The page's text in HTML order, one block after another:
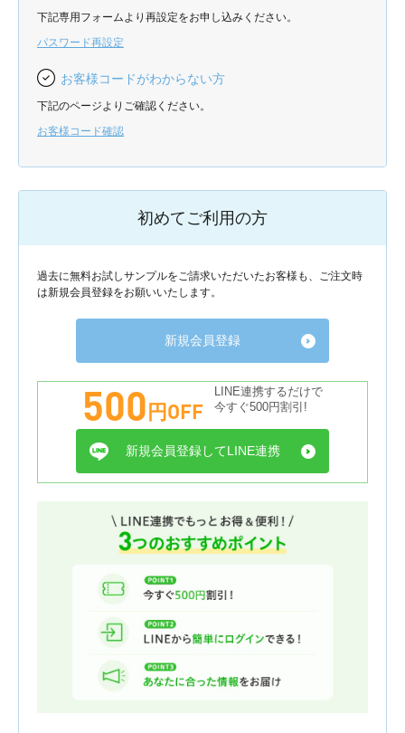
下記専用フォームより再設定をお申し込みください。
パスワード再設定
お客様コードがわからない方
下記のページよりご確認ください。
お客様コード確認
初めてご利用の方
過去に無料お試しサンプルをご請求いただいたお客様も、ご注文時
は新規会員登録をお願いいたします。
新規会員登録
500円OFF
LINE連携するだけで
今すぐ500円割引!
新規会員登録してLINE連携